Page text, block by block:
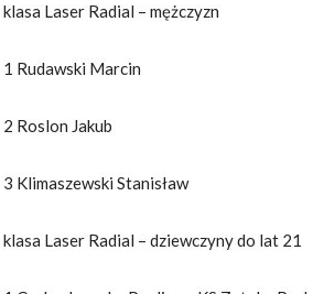
klasa Laser Radial – mężczyzn
1 Rudawski Marcin
2 Roslon Jakub
3 Klimaszewski Stanisław
klasa Laser Radial – dziewczyny do lat 21